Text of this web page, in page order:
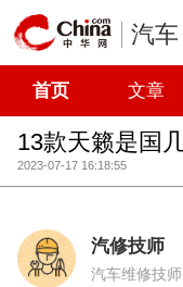
汽车
首页 文章
13款天籁是国
2023-07-17 16:18:55
汽修技师
汽车维修技师